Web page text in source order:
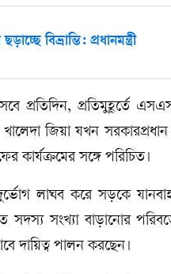
বিভ্রান্তি: প্রধানমন্ত্রী
প্রতিদিন, প্রতিমুহূর্তে
খালেদা জিয়া যখন
সঙ্গে পরিচিত।
লাঘব করে সড়কে
সদস্য সংখ্যা বাড়ানোর
দায়িত্ব পালন করছেন।